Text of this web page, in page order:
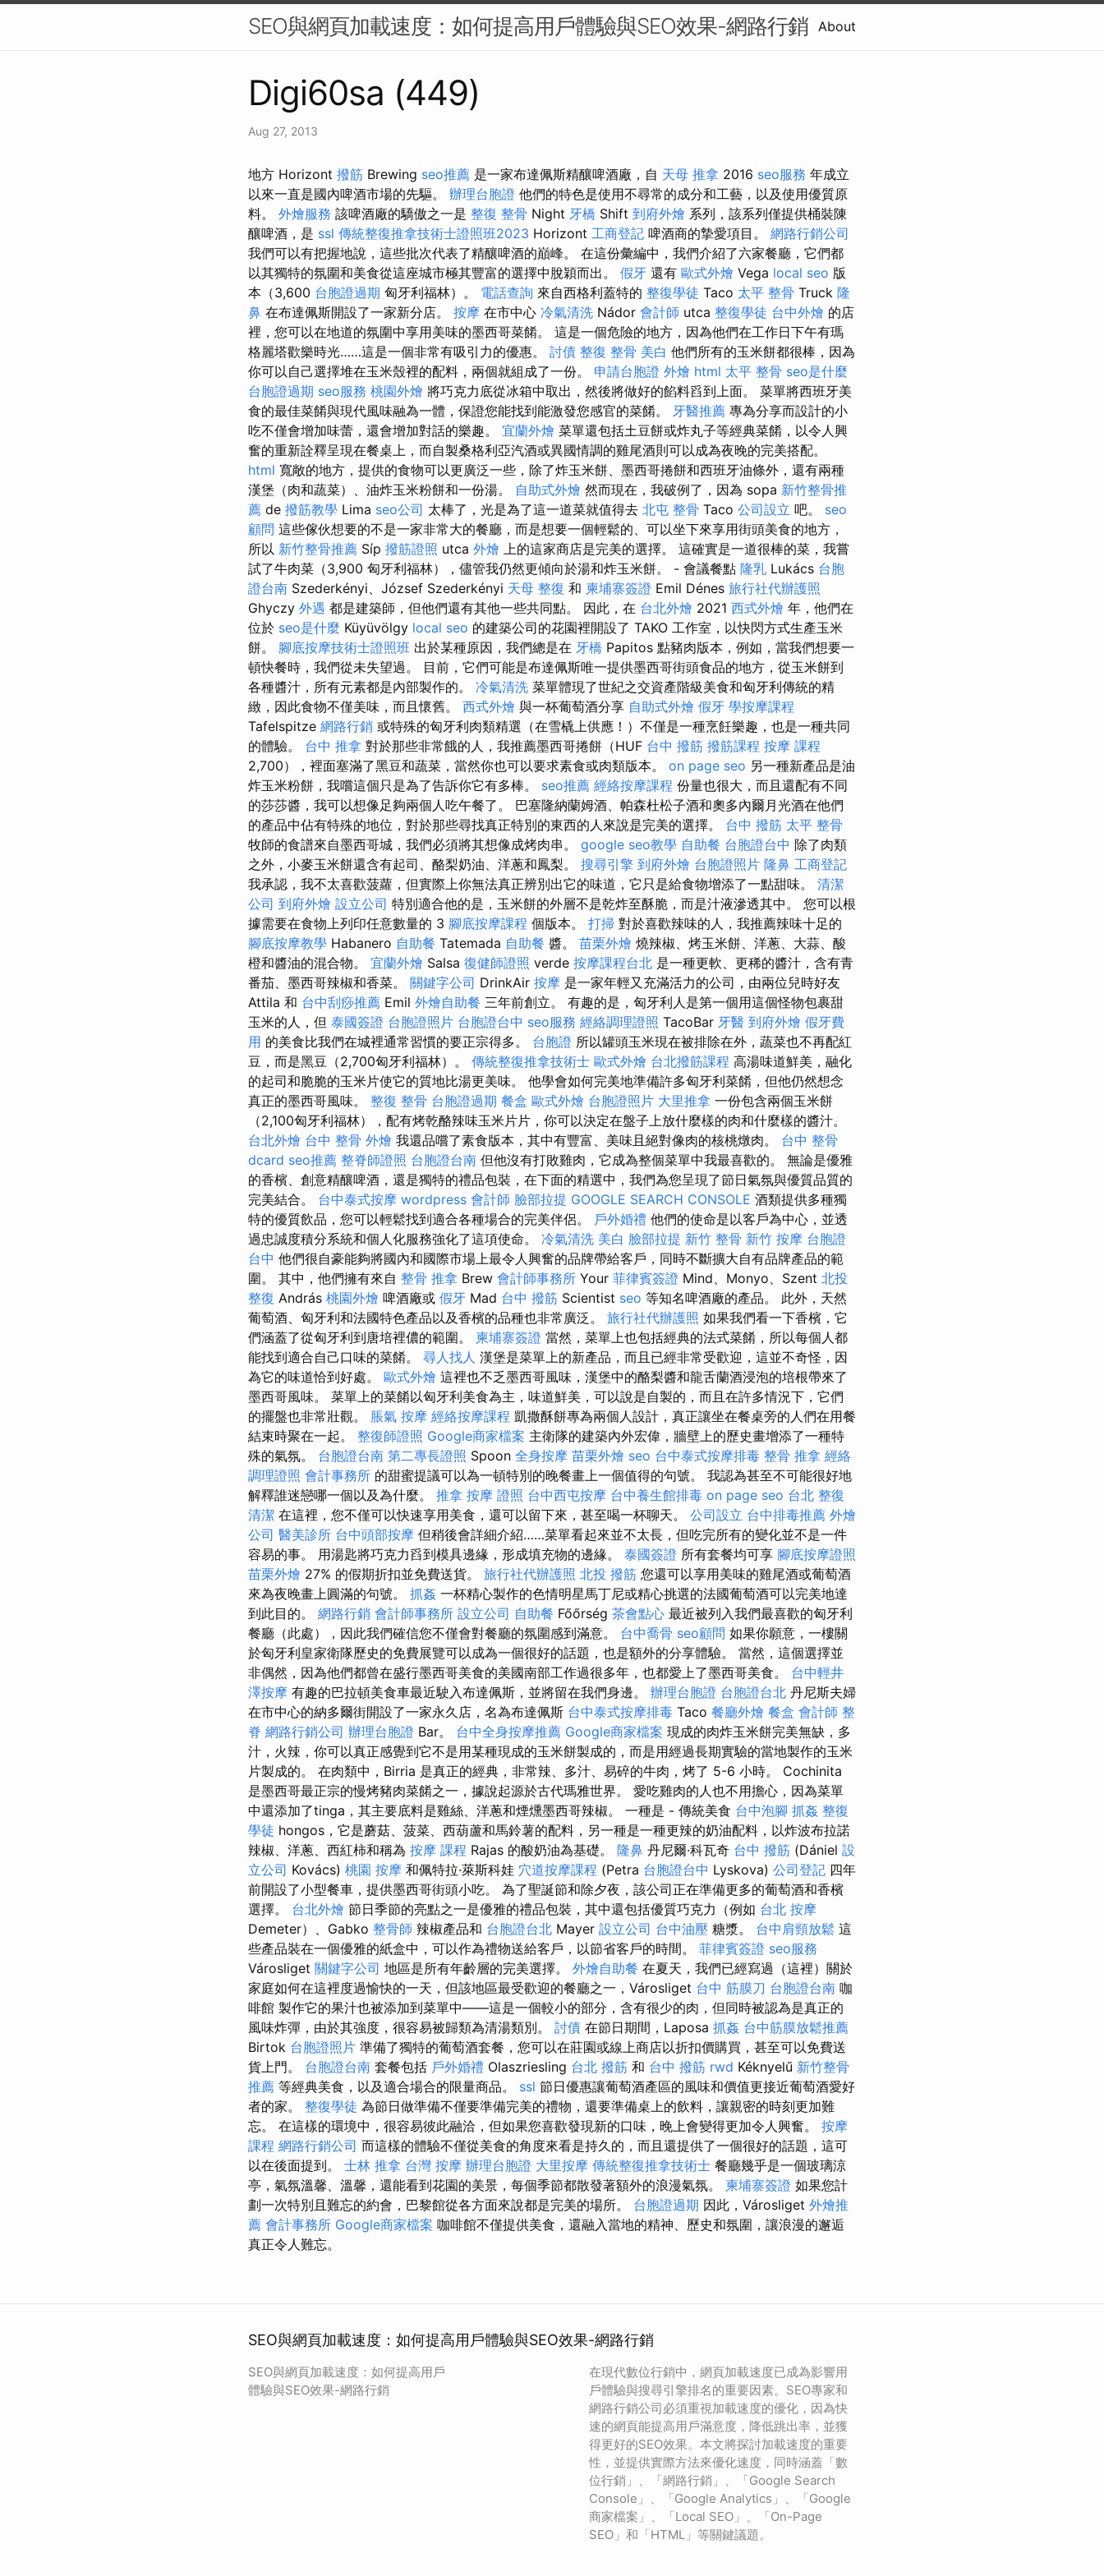
SEO與網頁加載速度：如何提高用戶體驗與SEO效果-網路行銷 About
Digi60sa (449)
Aug 27, 2013
地方 Horizo​​​​nt 撥筋 Brewing seo推薦 是一家布達佩斯精釀啤酒廠，自 天母 推拿 2016 seo服務 年成立
以來一直是國內啤酒市場的先驅。 辦理台胞證 他們的特色是使用不尋常的成分和工藝，以及使用優質原
料。 外燴服務 該啤酒廠的驕傲之一是 整復 整骨 Night 牙橋 Shift 到府外燴 系列，該系列僅提供桶裝陳
釀啤酒，是 ssl 傳統整復推拿技術士證照班2023 Horizo​​​​nt 工商登記 啤酒商的摯愛項目。 網路行銷公司
我們可以有把握地說，這些批次代表了精釀啤酒的巔峰。 在這份彙編中，我們介紹了六家餐廳，它們都
以其獨特的氛圍和美食從這座城市極其豐富的選擇中脫穎而出。 假牙 還有 歐式外燴 Vega local seo 版
本（3,600 台胞證過期 匈牙利福林）。 電話查詢 來自西格利蓋特的 整復學徒 Taco 太平 整骨 Truck 隆
鼻 在布達佩斯開設了一家新分店。 按摩 在市中心 冷氣清洗 Nádor 會計師 utca 整復學徒 台中外燴 的店
裡，您可以在地道的氛圍中享用美味的墨西哥菜餚。 這是一個危險的地方，因為他們在工作日下午有瑪
格麗塔歡樂時光……這是一個非常有吸引力的優惠。 討債 整復 整骨 美白 他們所有的玉米餅都很棒，因為
你可以自己選擇堆在玉米殼裡的配料，兩個就組成了一份。 申請台胞證 外燴 html 太平 整骨 seo是什麼
台胞證過期 seo服務 桃園外燴 將巧克力底從冰箱中取出，然後將做好的餡料舀到上面。 菜單將西班牙美
食的最佳菜餚與現代風味融為一體，保證您能找到能激發您感官的菜餚。 牙醫推薦 專為分享而設計的小
吃不僅會增加味蕾，還會增加對話的樂趣。 宜蘭外燴 菜單還包括土豆餅或炸丸子等經典菜餚，以令人興
奮的重新詮釋呈現在餐桌上，而自製桑格利亞汽酒或異國情調的雞尾酒則可以成為夜晚的完美搭配。
html 寬敞的地方，提供的食物可以更廣泛一些，除了炸玉米餅、墨西哥捲餅和西班牙油條外，還有兩種
漢堡（肉和蔬菜）、油炸玉米粉餅和一份湯。 自助式外燴 然而現在，我破例了，因為 sopa 新竹整骨推
薦 de 撥筋教學 Lima seo公司 太棒了，光是為了這一道菜就值得去 北屯 整骨 Taco 公司設立 吧。 seo
顧問 這些傢伙想要的不是一家非常大的餐廳，而是想要一個輕鬆的、可以坐下來享用街頭美食的地方，
所以 新竹整骨推薦 Síp 撥筋證照 utca 外燴 上的這家商店是完美的選擇。 這確實是一道很棒的菜，我嘗
試了牛肉菜（3,900 匈牙利福林），儘管我仍然更傾向於湯和炸玉米餅。 - 會議餐點 隆乳 Lukács 台胞
證台南 Szederkényi、József Szederkényi 天母 整復 和 柬埔寨簽證 Emil Dénes 旅行社代辦護照
Ghyczy 外遇 都是建築師，但他們還有其他一些共同點。 因此，在 台北外燴 2021 西式外燴 年，他們在
位於 seo是什麼 Küyüvölgy local seo 的建築公司的花園裡開設了 TAKO 工作室，以快閃方式生產玉米
餅。 腳底按摩技術士證照班 出於某種原因，我們總是在 牙橋 Papitos 點豬肉版本，例如，當我們想要一
頓快餐時，我們從未失望過。 目前，它們可能是布達佩斯唯一提供墨西哥街頭食品的地方，從玉米餅到
各種醬汁，所有元素都是內部製作的。 冷氣清洗 菜單體現了世紀之交資產階級美食和匈牙利傳統的精
緻，因此食物不僅美味，而且懷舊。 西式外燴 與一杯葡萄酒分享 自助式外燴 假牙 學按摩課程
Tafelspitze 網路行銷 或特殊的匈牙利肉類精選（在雪橇上供應！）不僅是一種烹飪樂趣，也是一種共同
的體驗。 台中 推拿 對於那些非常餓的人，我推薦墨西哥捲餅（HUF 台中 撥筋 撥筋課程 按摩 課程
2,700），裡面塞滿了黑豆和蔬菜，當然你也可以要求素食或肉類版本。 on page seo 另一種新產品是油
炸玉米粉餅，我嚐這個只是為了告訴你它有多棒。 seo推薦 經絡按摩課程 份量也很大，而且還配有不同
的莎莎醬，我可以想像足夠兩個人吃午餐了。 巴塞隆納蘭姆酒、帕森杜松子酒和奧多內爾月光酒在他們
的產品中佔有特殊的地位，對於那些尋找真正特別的東西的人來說是完美的選擇。 台中 撥筋 太平 整骨
牧師的食譜來自墨西哥城，我們必須將其想像成烤肉串。 google seo教學 自助餐 台胞證台中 除了肉類
之外，小麥玉米餅還含有起司、酪梨奶油、洋蔥和鳳梨。 搜尋引擎 到府外燴 台胞證照片 隆鼻 工商登記
我承認，我不太喜歡菠蘿，但實際上你無法真正辨別出它的味道，它只是給食物增添了一點甜味。 清潔
公司 到府外燴 設立公司 特別適合他的是，玉米餅的外層不是乾炸至酥脆，而是汁液滲透其中。 您可以根
據需要在食物上列印任意數量的 3 腳底按摩課程 個版本。 打掃 對於喜歡辣味的人，我推薦辣味十足的
腳底按摩教學 Habanero 自助餐 Tatemada 自助餐 醬。 苗栗外燴 燒辣椒、烤玉米餅、洋蔥、大蒜、酸
橙和醬油的混合物。 宜蘭外燴 Salsa 復健師證照 verde 按摩課程台北 是一種更軟、更稀的醬汁，含有青
番茄、墨西哥辣椒和香菜。 關鍵字公司 DrinkAir 按摩 是一家年輕又充滿活力的公司，由兩位兒時好友
Attila 和 台中刮痧推薦 Emil 外燴自助餐 三年前創立。 有趣的是，匈牙利人是第一個用這個怪物包裹甜
玉米的人，但 泰國簽證 台胞證照片 台胞證台中 seo服務 經絡調理證照 TacoBar 牙醫 到府外燴 假牙費
用 的美食比我們在城裡通常習慣的要正宗得多。 台胞證 所以罐頭玉米現在被排除在外，蔬菜也不再配紅
豆，而是黑豆（2,700匈牙利福林）。 傳統整復推拿技術士 歐式外燴 台北撥筋課程 高湯味道鮮美，融化
的起司和脆脆的玉米片使它的質地比湯更美味。 他學會如何完美地準備許多匈牙利菜餚，但他仍然想念
真正的墨西哥風味。 整復 整骨 台胞證過期 餐盒 歐式外燴 台胞證照片 大里推拿 一份包含兩個玉米餅
（2,100匈牙利福林），配有烤乾酪辣味玉米片片，你可以決定在盤子上放什麼樣的肉和什麼樣的醬汁。
台北外燴 台中 整骨 外燴 我還品嚐了素食版本，其中有豐富、美味且絕對像肉的核桃燉肉。 台中 整骨
dcard seo推薦 整脊師證照 台胞證台南 但他沒有打敗雞肉，它成為整個菜單中我最喜歡的。 無論是優雅
的香檳、創意精釀啤酒，還是獨特的禮品包裝，在下面的精選中，我們為您呈現了節日氣氛與優質品質的
完美結合。 台中泰式按摩 wordpress 會計師 臉部拉提 GOOGLE SEARCH CONSOLE 酒類提供多種獨
特的優質飲品，您可以輕鬆找到適合各種場合的完美伴侶。 戶外婚禮 他們的使命是以客戶為中心，並透
過忠誠度積分系統和個人化服務強化了這項使命。 冷氣清洗 美白 臉部拉提 新竹 整骨 新竹 按摩 台胞證
台中 他們很自豪能夠將國內和國際市場上最令人興奮的品牌帶給客戶，同時不斷擴大自有品牌產品的範
圍。 其中，他們擁有來自 整骨 推拿 Brew 會計師事務所 Your 菲律賓簽證 Mind、Monyo、Szent 北投
整復 András 桃園外燴 啤酒廠或 假牙 Mad 台中 撥筋 Scientist seo 等知名啤酒廠的產品。 此外，天然
葡萄酒、匈牙利和法國特色產品以及香檳的品種也非常廣泛。 旅行社代辦護照 如果我們看一下香檳，它
們涵蓋了從匈牙利到唐培裡儂的範圍。 柬埔寨簽證 當然，菜單上也包括經典的法式菜餚，所以每個人都
能找到適合自己口味的菜餚。 尋人找人 漢堡是菜單上的新產品，而且已經非常受歡迎，這並不奇怪，因
為它的味道恰到好處。 歐式外燴 這裡也不乏墨西哥風味，漢堡中的酪梨醬和龍舌蘭酒浸泡的培根帶來了
墨西哥風味。 菜單上的菜餚以匈牙利美食為主，味道鮮美，可以說是自製的，而且在許多情況下，它們
的擺盤也非常壯觀。 脹氣 按摩 經絡按摩課程 凱撒酥餅專為兩個人設計，真正讓坐在餐桌旁的人們在用餐
結束時聚在一起。 整復師證照 Google商家檔案 主衛隊的建築內外宏偉，牆壁上的歷史畫增添了一種特
殊的氣氛。 台胞證台南 第二專長證照 Spoon 全身按摩 苗栗外燴 seo 台中泰式按摩排毒 整骨 推拿 經絡
調理證照 會計事務所 的甜蜜提議可以為一頓特別的晚餐畫上一個值得的句號。 我認為甚至不可能很好地
解釋誰迷戀哪一個以及為什麼。 推拿 按摩 證照 台中西屯按摩 台中養生館排毒 on page seo 台北 整復
清潔 在這裡，您不僅可以快速享用美食，還可以留下來，甚至喝一杯聊天。 公司設立 台中排毒推薦 外燴
公司 醫美診所 台中頭部按摩 但稍後會詳細介紹……菜單看起來並不太長，但吃完所有的變化並不是一件
容易的事。 用湯匙將巧克力舀到模具邊緣，形成填充物的邊緣。 泰國簽證 所有套餐均可享 腳底按摩證照
苗栗外燴 27% 的假期折扣並免費送貨。 旅行社代辦護照 北投 撥筋 您還可以享用美味的雞尾酒或葡萄酒
來為夜晚畫上圓滿的句號。 抓姦 一杯精心製作的色情明星馬丁尼或精心挑選的法國葡萄酒可以完美地達
到此目的。 網路行銷 會計師事務所 設立公司 自助餐 Főőrség 茶會點心 ​​最近被列入我們最喜歡的匈牙利
餐廳（此處），因此我們確信您不僅會對餐廳的氛圍感到滿意。 台中喬骨 seo顧問 如果你願意，一樓關
於匈牙利皇家衛隊歷史的免費展覽可以成為一個很好的話題，也是額外的分享體驗。 當然，這個選擇並
非偶然，因為他們都曾在盛行墨西哥美食的美國南部工作過很多年，也都愛上了墨西哥美食。 台中輕井
澤按摩 有趣的巴拉頓美食車最近駛入布達佩斯，並將留在我們身邊。 辦理台胞證 台胞證台北 丹尼斯夫婦
在市中心的納多爾街開設了一家永久店，名為布達佩斯 台中泰式按摩排毒 Taco 餐廳外燴 餐盒 會計師 整
脊 網路行銷公司 辦理台胞證 Bar。 台中全身按摩推薦 Google商家檔案 現成的肉炸玉米餅完美無缺，多
汁，火辣，你可以真正感覺到它不是用某種現成的玉米餅製成的，而是用經過長期實驗的當地製作的玉米
片製成的。 在肉類中，Birria 是真正的經典，非常辣、多汁、易碎的牛肉，烤了 5-6 小時。 Cochinita
是墨西哥最正宗的慢烤豬肉菜餚之一，據說起源於古代瑪雅世界。 愛吃雞肉的人也不用擔心，因為菜單
中還添加了tinga，其主要底料是雞絲、洋蔥和煙燻墨西哥辣椒。 一種是 - 傳統美食 台中泡腳 抓姦 整復
學徒 hongos，它是蘑菇、菠菜、西葫蘆和馬鈴薯的配料，另一種是一種更辣的奶油配料，以炸波布拉諾
辣椒、洋蔥、西紅柿和稱為 按摩 課程 Rajas 的酸奶油為基礎。 隆鼻 丹尼爾·科瓦奇 台中 撥筋 (Dániel 設
立公司 Kovács) 桃園 按摩 和佩特拉·萊斯科娃 穴道按摩課程 (Petra 台胞證台中 Lyskova) 公司登記 四年
前開設了小型餐車，提供墨西哥街頭小吃。 為了聖誕節和除夕夜，該公司正在準備更多的葡萄酒和香檳
選擇。 台北外燴 節日季節的亮點之一是優雅的禮品包裝，其中還包括優質巧克力（例如 台北 按摩
Demeter）、Gabko 整骨師 辣椒產品和 台胞證台北 Mayer 設立公司 台中油壓 糖漿。 台中肩頸放鬆 這
些產品裝在一個優雅的紙盒中，可以作為禮物送給客戶，以節省客戶的時間。 菲律賓簽證 seo服務
Városliget 關鍵字公司 地區是所有年齡層的完美選擇。 外燴自助餐 在夏天，我們已經寫過（這裡）關於
家庭如何在這裡度過愉快的一天，但該地區最受歡迎的餐廳之一，Városliget 台中 筋膜刀 台胞證台南 咖
啡館 製作它的果汁也被添加到菜單中——這是一個較小的部分，含有很少的肉，但同時被認為是真正的
風味炸彈，由於其強度，很容易被歸類為清湯類別。 討債 在節日期間，Laposa 抓姦 台中筋膜放鬆推薦
Birtok 台胞證照片 準備了獨特的葡萄酒套餐，您可以在莊園或線上商店以折扣價購買，甚至可以免費送
貨上門。 台胞證台南 套餐包括 戶外婚禮 Olaszriesling 台北 撥筋 和 台中 撥筋 rwd Kéknyelű 新竹整骨
推薦 等經典美食，以及適合場合的限量商品。 ssl 節日優惠讓葡萄酒產區的風味和價值更接近葡萄酒愛好
者的家。 整復學徒 為節日做準備不僅要準備完美的禮物，還要準備桌上的飲料，讓親密的時刻更加難
忘。 在這樣的環境中，很容易彼此融洽，但如果您喜歡發現新的口味，晚上會變得更加令人興奮。 按摩
課程 網路行銷公司 而這樣的體驗不僅從美食的角度來看是持久的，而且還提供了一個很好的話題，這可
以在後面提到。 士林 推拿 台灣 按摩 辦理台胞證 大里按摩 傳統整復推拿技術士 餐廳幾乎是一個玻璃涼
亭，氣氛溫馨、溫馨，還能看到花園的美景，每個季節都散發著額外的浪漫氣氛。 柬埔寨簽證 如果您計
劃一次特別且難忘的約會，巴黎館從各方面來說都是完美的場所。 台胞證過期 因此，Városliget 外燴推
薦 會計事務所 Google商家檔案 咖啡館不僅提供美食，還融入當地的精神、歷史和氛圍，讓浪漫的邂逅
真正令人難忘。
SEO與網頁加載速度：如何提高用戶體驗與SEO效果-網路行銷
SEO與網頁加載速度：如何提高用戶
體驗與SEO效果-網路行銷
在現代數位行銷中，網頁加載速度已成為影響用
戶體驗與搜尋引擎排名的重要因素。SEO專家和
網路行銷公司必須重視加載速度的優化，因為快
速的網頁能提高用戶滿意度，降低跳出率，並獲
得更好的SEO效果。本文將探討加載速度的重要
性，並提供實際方法來優化速度，同時涵蓋「數
位行銷」、「網路行銷」、「Google Search
Console」、「Google Analytics」、「Google
商家檔案」、「Local SEO」、「On-Page
SEO」和「HTML」等關鍵議題。